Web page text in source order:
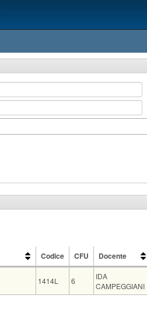
Codice CFU Docente
Docente
1414L 6
IDA
CAMPEGGIANI